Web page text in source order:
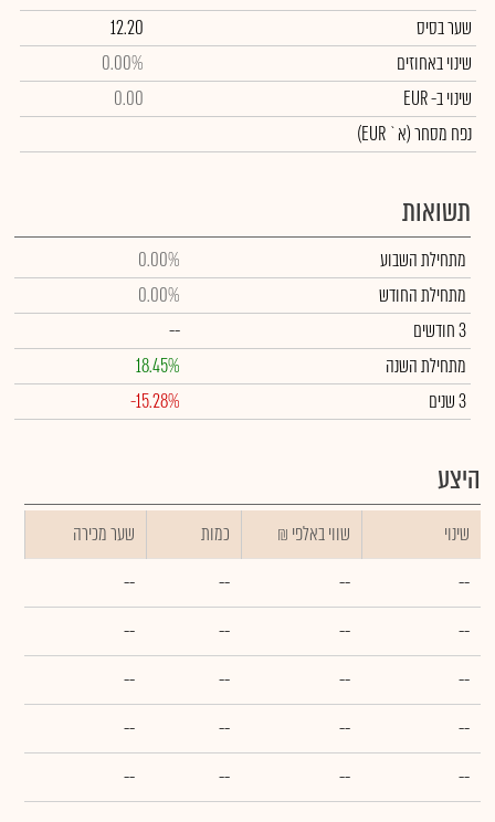
שער בסיס
12.20
שינוי באחוזים
0.00%
שינויב- EUR
0.00
נפח מסחר(א` EUR)
תשואות
מתחילת השבוע
0.00%
מתחילת החודש
0.00%
3 חודשים
--
מתחילת השנה
18.45%
3 שנים
-15.28%
היצע
שינוי ₪ שווי באלפי כמות
שער מכירה
--
--
--
--
--
--
--
--
--
--
--
--
--
--
--
--
--
--
--
--